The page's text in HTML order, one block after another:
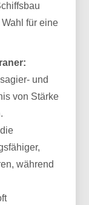
für eine
und
von Stärke
während